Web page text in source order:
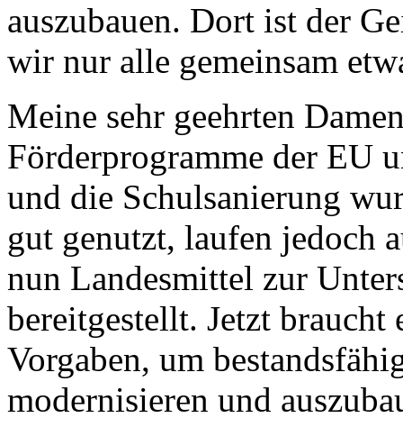
auszubauen. Dort ist der
wir nur alle gemeinsam
Meine sehr geehrten
Förderprogramme der EU
und die Schulsanierung
gut genutzt, laufen jedoch
nun Landesmittel zur
bereitgestellt. Jetzt
Vorgaben, um
modernisieren und